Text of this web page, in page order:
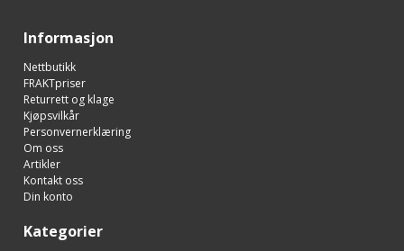
Informasjon
Nettbutikk
FRAKTpriser
Returrett og klage
Kjøpsvilkår
Personvernerklæring
Om oss
Artikler
Kontakt oss
Din konto
Kategorier